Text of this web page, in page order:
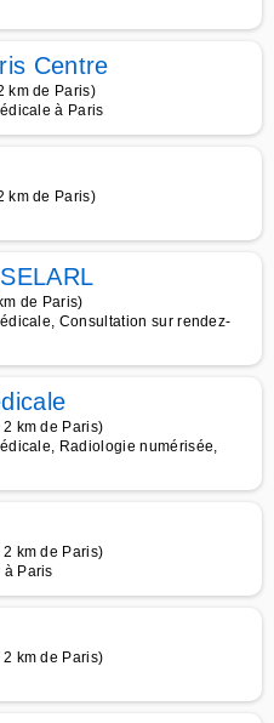
Centre
km de Paris)
à Paris
km de Paris)
de Paris)
Consultation sur rendez-
km de Paris)
Radiologie numérisée,
km de Paris)
à Paris
km de Paris)